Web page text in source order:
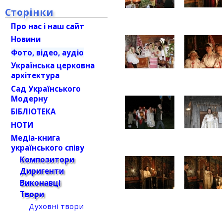
Сторінки
Про нас і наш сайт
Новини
Фото, відео, аудіо
Українська церковна
архітектура
Сад Українського
Модерну
БІБЛІОТЕКА
НОТИ
Медіа-книга
українського співу
Композитори
Диригенти
Виконавці
Твори
Духовні твори